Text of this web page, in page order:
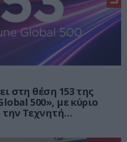
στη θέση 153 της
500», με κύριο
Τεχνητή